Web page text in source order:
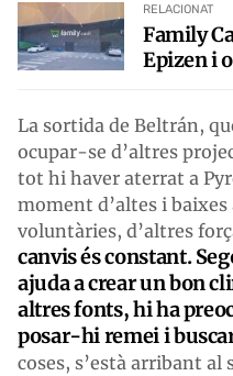
RELACIONAT
Family
Epizen i
La sortida de Beltrán,
ocupar-se d’altres
tot hi haver aterrat a
moment d’altes i baixes
voluntàries, d’altres
canvis és constant.
ajuda a crear un bon
altres fonts, hi ha
posar-hi remei i
coses, s’està arribant